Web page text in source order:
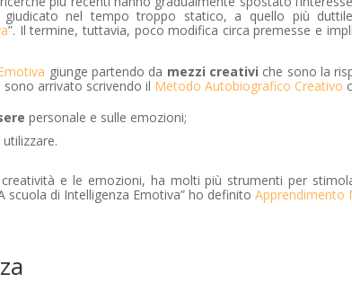
nel tempo troppo statico, a quello più
”. Il termine, tuttavia, poco modifica circa premesse e
giunge partendo da mezzi creativi che sono la
sono arrivato scrivendo il Metodo Autobiografico Creativo
personale e sulle emozioni;
utilizzare.
e le emozioni, ha molti più strumenti per
scuola di Intelligenza Emotiva” ho definitoApprendimento